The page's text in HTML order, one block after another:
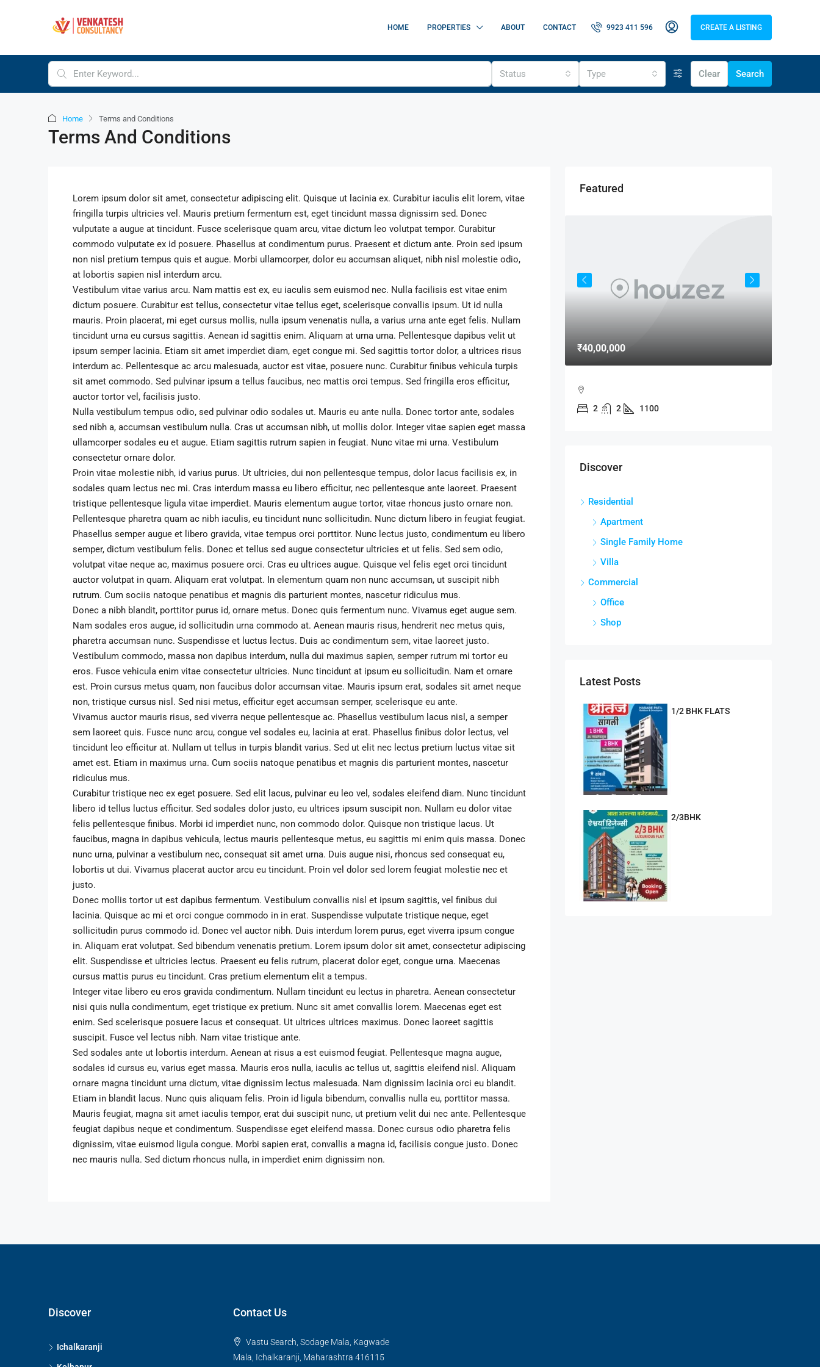
HOME PROPERTIES ABOUT CONTACT 9923 411 596 CREATE A LISTING
Status Type Clear Search
Home Terms and Conditions
Terms And Conditions
Lorem ipsum dolor sit amet, consectetur adipiscing elit. Quisque ut lacinia ex. Curabitur iaculis elit lorem, vitae
fringilla turpis ultricies vel. Mauris pretium fermentum est, eget tincidunt massa dignissim sed. Donec
vulputate a augue at tincidunt. Fusce scelerisque quam arcu, vitae dictum leo volutpat tempor. Curabitur
commodo vulputate ex id posuere. Phasellus at condimentum purus. Praesent et dictum ante. Proin sed ipsum
non nisl pretium tempus quis et augue. Morbi ullamcorper, dolor eu accumsan aliquet, nibh nisl molestie odio,
at lobortis sapien nisl interdum arcu.
Vestibulum vitae varius arcu. Nam mattis est ex, eu iaculis sem euismod nec. Nulla facilisis est vitae enim
dictum posuere. Curabitur est tellus, consectetur vitae tellus eget, scelerisque convallis ipsum. Ut id nulla
mauris. Proin placerat, mi eget cursus mollis, nulla ipsum venenatis nulla, a varius urna ante eget felis. Nullam
tincidunt urna eu cursus sagittis. Aenean id sagittis enim. Aliquam at urna urna. Pellentesque dapibus velit ut
ipsum semper lacinia. Etiam sit amet imperdiet diam, eget congue mi. Sed sagittis tortor dolor, a ultrices risus
interdum ac. Pellentesque ac arcu malesuada, auctor est vitae, posuere nunc. Curabitur finibus vehicula turpis
sit amet commodo. Sed pulvinar ipsum a tellus faucibus, nec mattis orci tempus. Sed fringilla eros efficitur,
auctor tortor vel, facilisis justo.
Nulla vestibulum tempus odio, sed pulvinar odio sodales ut. Mauris eu ante nulla. Donec tortor ante, sodales
sed nibh a, accumsan vestibulum nulla. Cras ut accumsan nibh, ut mollis dolor. Integer vitae sapien eget massa
ullamcorper sodales eu et augue. Etiam sagittis rutrum sapien in feugiat. Nunc vitae mi urna. Vestibulum
consectetur ornare dolor.
Proin vitae molestie nibh, id varius purus. Ut ultricies, dui non pellentesque tempus, dolor lacus facilisis ex, in
sodales quam lectus nec mi. Cras interdum massa eu libero efficitur, nec pellentesque ante laoreet. Praesent
tristique pellentesque ligula vitae imperdiet. Mauris elementum augue tortor, vitae rhoncus justo ornare non.
Pellentesque pharetra quam ac nibh iaculis, eu tincidunt nunc sollicitudin. Nunc dictum libero in feugiat feugiat.
Phasellus semper augue et libero gravida, vitae tempus orci porttitor. Nunc lectus justo, condimentum eu libero
semper, dictum vestibulum felis. Donec et tellus sed augue consectetur ultricies et ut felis. Sed sem odio,
volutpat vitae neque ac, maximus posuere orci. Cras eu ultrices augue. Quisque vel felis eget orci tincidunt
auctor volutpat in quam. Aliquam erat volutpat. In elementum quam non nunc accumsan, ut suscipit nibh
rutrum. Cum sociis natoque penatibus et magnis dis parturient montes, nascetur ridiculus mus.
Donec a nibh blandit, porttitor purus id, ornare metus. Donec quis fermentum nunc. Vivamus eget augue sem.
Nam sodales eros augue, id sollicitudin urna commodo at. Aenean mauris risus, hendrerit nec metus quis,
pharetra accumsan nunc. Suspendisse et luctus lectus. Duis ac condimentum sem, vitae laoreet justo.
Vestibulum commodo, massa non dapibus interdum, nulla dui maximus sapien, semper rutrum mi tortor eu
eros. Fusce vehicula enim vitae consectetur ultricies. Nunc tincidunt at ipsum eu sollicitudin. Nam et ornare
est. Proin cursus metus quam, non faucibus dolor accumsan vitae. Mauris ipsum erat, sodales sit amet neque
non, tristique cursus nisl. Sed nisi metus, efficitur eget accumsan semper, scelerisque eu ante.
Vivamus auctor mauris risus, sed viverra neque pellentesque ac. Phasellus vestibulum lacus nisl, a semper
sem laoreet quis. Fusce nunc arcu, congue vel sodales eu, lacinia at erat. Phasellus finibus dolor lectus, vel
tincidunt leo efficitur at. Nullam ut tellus in turpis blandit varius. Sed ut elit nec lectus pretium luctus vitae sit
amet est. Etiam in maximus urna. Cum sociis natoque penatibus et magnis dis parturient montes, nascetur
ridiculus mus.
Curabitur tristique nec ex eget posuere. Sed elit lacus, pulvinar eu leo vel, sodales eleifend diam. Nunc tincidunt
libero id tellus luctus efficitur. Sed sodales dolor justo, eu ultrices ipsum suscipit non. Nullam eu dolor vitae
felis pellentesque finibus. Morbi id imperdiet nunc, non commodo dolor. Quisque non tristique lacus. Ut
faucibus, magna in dapibus vehicula, lectus mauris pellentesque metus, eu sagittis mi enim quis massa. Donec
nunc urna, pulvinar a vestibulum nec, consequat sit amet urna. Duis augue nisi, rhoncus sed consequat eu,
lobortis ut dui. Vivamus placerat auctor arcu eu tincidunt. Proin vel dolor sed lorem feugiat molestie nec et
justo.
Donec mollis tortor ut est dapibus fermentum. Vestibulum convallis nisl et ipsum sagittis, vel finibus dui
lacinia. Quisque ac mi et orci congue commodo in in erat. Suspendisse vulputate tristique neque, eget
sollicitudin purus commodo id. Donec vel auctor nibh. Duis interdum lorem purus, eget viverra ipsum congue
in. Aliquam erat volutpat. Sed bibendum venenatis pretium. Lorem ipsum dolor sit amet, consectetur adipiscing
elit. Suspendisse et ultricies lectus. Praesent eu felis rutrum, placerat dolor eget, congue urna. Maecenas
cursus mattis purus eu tincidunt. Cras pretium elementum elit a tempus.
Integer vitae libero eu eros gravida condimentum. Nullam tincidunt eu lectus in pharetra. Aenean consectetur
nisi quis nulla condimentum, eget tristique ex pretium. Nunc sit amet convallis lorem. Maecenas eget est
enim. Sed scelerisque posuere lacus et consequat. Ut ultrices ultrices maximus. Donec laoreet sagittis
suscipit. Fusce vel lectus nibh. Nam vitae tristique ante.
Sed sodales ante ut lobortis interdum. Aenean at risus a est euismod feugiat. Pellentesque magna augue,
sodales id cursus eu, varius eget massa. Mauris eros nulla, iaculis ac tellus ut, sagittis eleifend nisl. Aliquam
ornare magna tincidunt urna dictum, vitae dignissim lectus malesuada. Nam dignissim lacinia orci eu blandit.
Etiam in blandit lacus. Nunc quis aliquam felis. Proin id ligula bibendum, convallis nulla eu, porttitor massa.
Mauris feugiat, magna sit amet iaculis tempor, erat dui suscipit nunc, ut pretium velit dui nec ante. Pellentesque
feugiat dapibus neque et condimentum. Suspendisse eget eleifend massa. Donec cursus odio pharetra felis
dignissim, vitae euismod ligula congue. Morbi sapien erat, convallis a magna id, facilisis congue justo. Donec
nec mauris nulla. Sed dictum rhoncus nulla, in imperdiet enim dignissim non.
Featured
₹1,900/mo
Modern Office Space
2208 Southwest Dr, Los Angeles, CA 90043, USA
1900 Sq Ft
OFFICE
SALE
ICHALKARANJI
932 sqft
₹40,00,000
2 2 1100
Discover
Residential
Apartment
Single Family Home
Villa
Commercial
Office
Shop
Latest Posts
1/2 BHK FLATS
2/3BHK
Discover
Ichalkaranji
Contact Us
Vastu Search, Sodage Mala, Kagwade
Mala, Ichalkaranji, Maharashtra 416115